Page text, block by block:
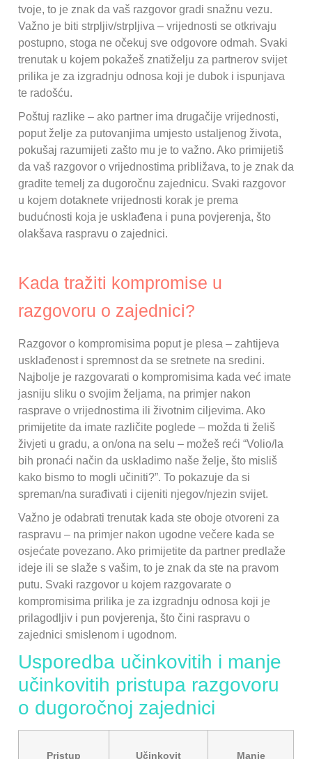
tvoje, to je znak da vaš razgovor gradi snažnu vezu.
Važno je biti strpljiv/strpljiva – vrijednosti se otkrivaju
postupno, stoga ne očekuj sve odgovore odmah. Svaki
trenutak u kojem pokažeš znatiželju za partnerov svijet
prilika je za izgradnju odnosa koji je dubok i ispunjava
te radošću.
Poštuj razlike – ako partner ima drugačije vrijednosti,
poput želje za putovanjima umjesto ustaljenog života,
pokušaj razumijeti zašto mu je to važno. Ako primijetiš
da vaš razgovor o vrijednostima približava, to je znak da
gradite temelj za dugoročnu zajednicu. Svaki razgovor
u kojem dotaknete vrijednosti korak je prema
budućnosti koja je usklađena i puna povjerenja, što
olakšava raspravu o zajednici.
Kada tražiti kompromise u
razgovoru o zajednici?
Razgovor o kompromisima poput je plesa – zahtijeva
usklađenost i spremnost da se sretnete na sredini.
Najbolje je razgovarati o kompromisima kada već imate
jasniju sliku o svojim željama, na primjer nakon
rasprave o vrijednostima ili životnim ciljevima. Ako
primijetite da imate različite poglede – možda ti želiš
živjeti u gradu, a on/ona na selu – možeš reći “Volio/la
bih pronaći način da uskladimo naše želje, što misliš
kako bismo to mogli učiniti?”. To pokazuje da si
spreman/na surađivati i cijeniti njegov/njezin svijet.
Važno je odabrati trenutak kada ste oboje otvoreni za
raspravu – na primjer nakon ugodne večere kada se
osjećate povezano. Ako primijetite da partner predlaže
ideje ili se slaže s vašim, to je znak da ste na pravom
putu. Svaki razgovor u kojem razgovarate o
kompromisima prilika je za izgradnju odnosa koji je
prilagodljiv i pun povjerenja, što čini raspravu o
zajednici smislenom i ugodnom.
Usporedba učinkovitih i manje
učinkovitih pristupa razgovoru
o dugoročnoj zajednici
Pristup Učinkovit Manje